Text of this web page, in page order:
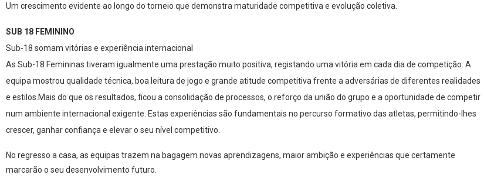
Um crescimento evidente ao longo do torneio que demonstra maturidade competitiva e evolução coletiva.
SUB 18 FEMININO
Sub-18 somam vitórias e experiência internacional
As Sub-18 Femininas tiveram igualmente uma prestação muito positiva, registando uma vitória em cada dia de competição. A
equipa mostrou qualidade técnica, boa leitura de jogo e grande atitude competitiva frente a adversárias de diferentes realidades
e estilos.Mais do que os resultados, ficou a consolidação de processos, o reforço da união do grupo e a oportunidade de competir
num ambiente internacional exigente. Estas experiências são fundamentais no percurso formativo das atletas, permitindo-lhes
crescer, ganhar confiança e elevar o seu nível competitivo.
No regresso a casa, as equipas trazem na bagagem novas aprendizagens, maior ambição e experiências que certamente
marcarão o seu desenvolvimento futuro.